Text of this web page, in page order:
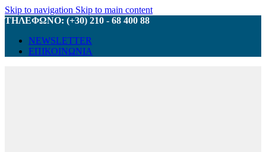
Skip to navigation Skip to main content
ΤΗΛΕΦΩΝΟ: (+30) 210 - 68 400 88
NEWSLETTER
ΕΠΙΚΟΙΝΩΝΙΑ